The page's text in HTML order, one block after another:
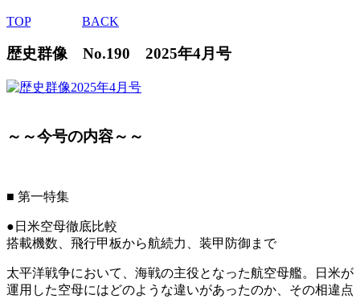
TOP BACK
歴史群像 No.190 2025年4月号
～～今号の内容～～
■ 第一特集
●日米空母徹底比較
搭載機数、飛行甲板から航続力、装甲防御まで
太平洋戦争において、海戦の主役となった航空母艦。日米が
運用した空母にはどのような違いがあったのか、その相違点